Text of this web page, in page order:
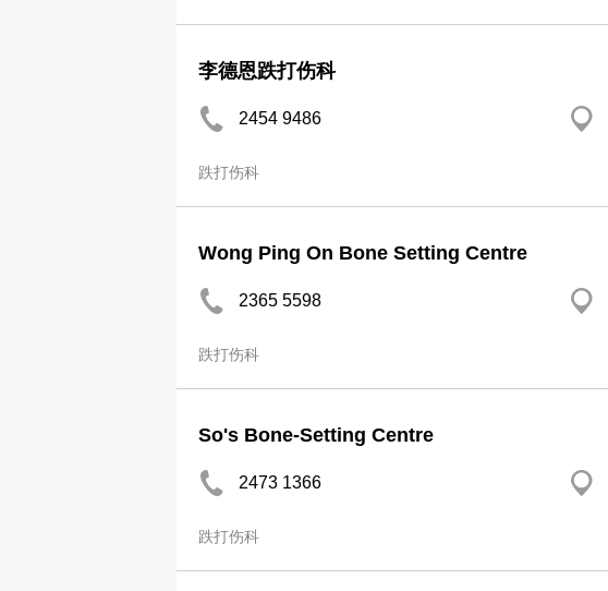
李德恩跌打伤科
2454 9486
跌打伤科
Wong Ping On Bone Setting Centre
2365 5598
跌打伤科
So's Bone-Setting Centre
2473 1366
跌打伤科